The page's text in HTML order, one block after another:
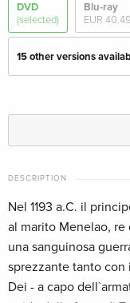
DVD
(selected)
Blu-ray
EUR 40.49
15 other versions
Special Edition, 2 DVDs
English · US Version
Standard edition
DESCRIPTION
Nel 1193 a.C. il
al marito Menelao, re
una sanguinosa
sprezzante tanto
Dei - a capo